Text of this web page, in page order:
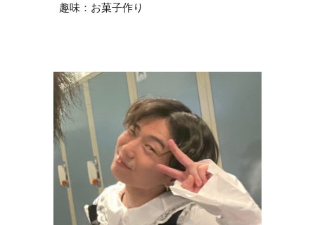
趣味： お菓子作り